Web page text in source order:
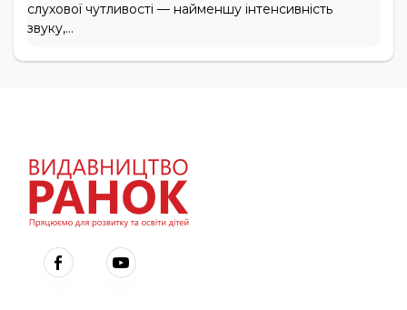
слухової чутливості — найменшу інтенсивність
звуку,...